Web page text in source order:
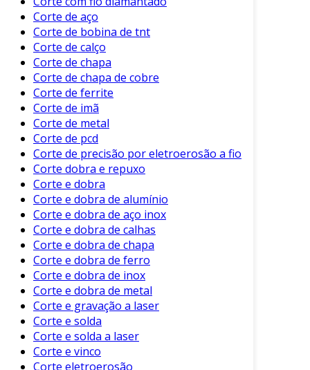
Ideal para metais mais espessos e
oferece cortes muito limpos.
Corte a Laser
Proporciona cortes precise e de alta
qualidade.
É a escolha preferida para tubos de
aço inoxidável e outros materiais
finos.
Corte com Lâmina de Serra
Utiliza uma serra que corta o tubo
sem deixar rebarbas.
Eficaz para uma ampla gama de
tamanhos de tubos.
Cada técnica possui suas vantagens específicas,
sendo escolhida de acordo com o tipo de
material, espessura e a precisão necessária.
Aplicações do Corte de Tubos
Corte de aço
Corte de bobina de tnt
Corte de calço
Corte de chapa
Corte de chapa de cobre
Corte de ferrite
Corte de imã
Corte de metal
Corte de pcd
Corte de precisão por eletroerosão a fio
Corte dobra e repuxo
Corte e dobra
Corte e dobra de alumínio
Corte e dobra de aço inox
Corte e dobra de calhas
Corte e dobra de chapa
Corte e dobra de ferro
Corte e dobra de inox
Corte e dobra de metal
Corte e gravação a laser
Corte e solda
Corte e solda a laser
Corte e vinco
Corte eletroerosão